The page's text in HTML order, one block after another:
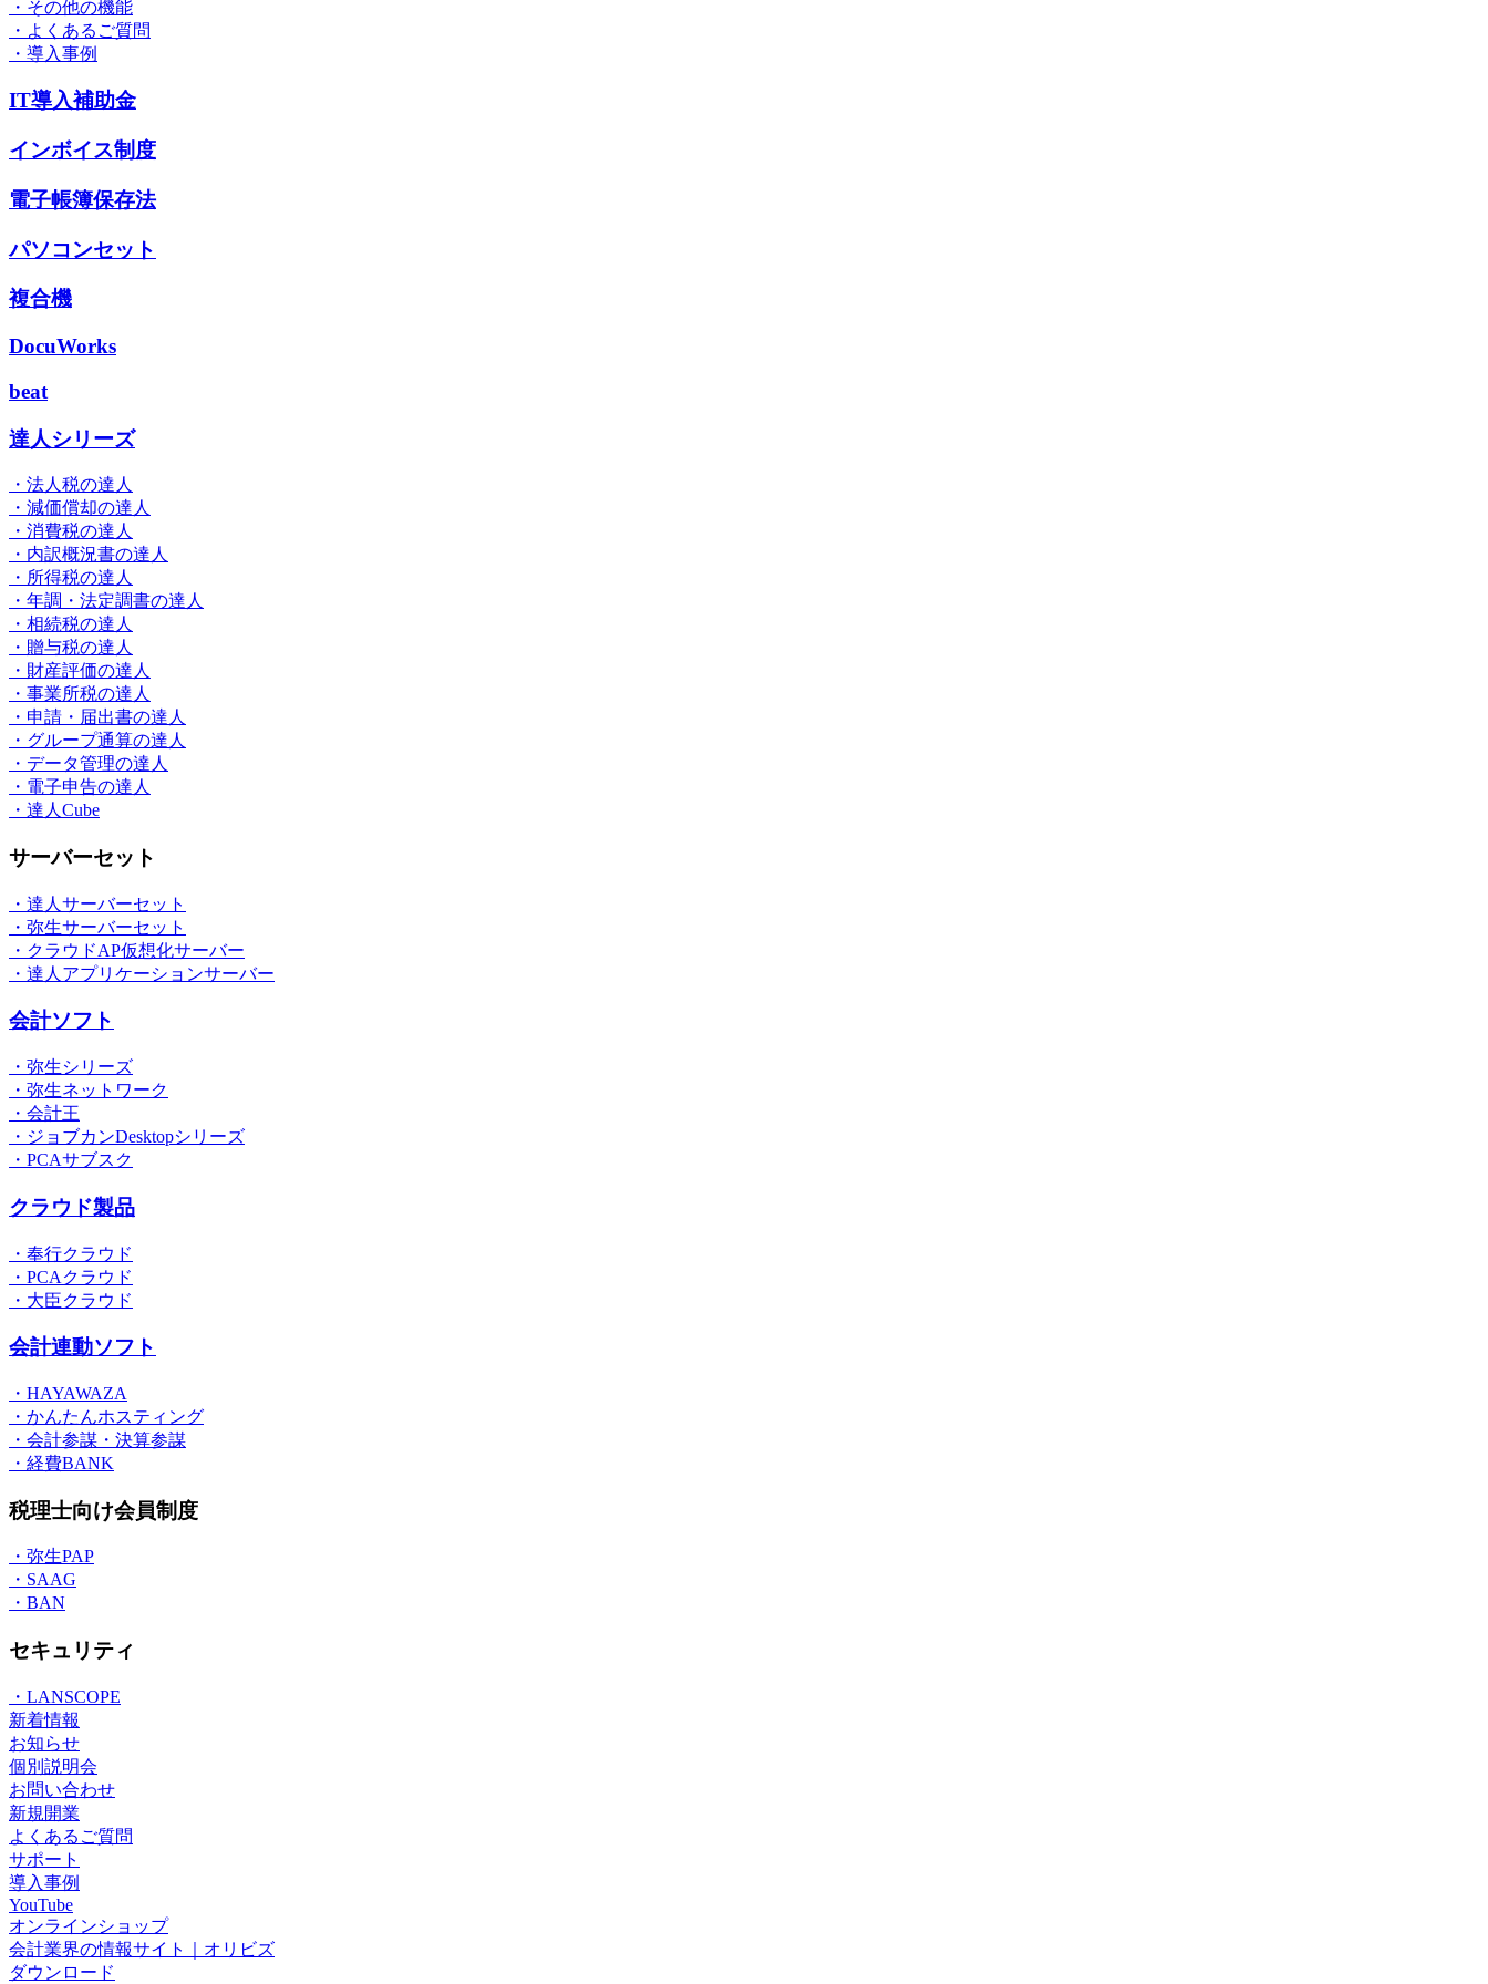
・その他の機能
・よくあるご質問
・導入事例
IT導入補助金
インボイス制度
電子帳簿保存法
パソコンセット
複合機
DocuWorks
beat
達人シリーズ
・法人税の達人
・減価償却の達人
・消費税の達人
・内訳概況書の達人
・所得税の達人
・年調・法定調書の達人
・相続税の達人
・贈与税の達人
・財産評価の達人
・事業所税の達人
・申請・届出書の達人
・グループ通算の達人
・データ管理の達人
・電子申告の達人
・達人Cube
サーバーセット
・達人サーバーセット
・弥生サーバーセット
・クラウドAP仮想化サーバー
・達人アプリケーションサーバー
会計ソフト
・弥生シリーズ
・弥生ネットワーク
・会計王
・ジョブカンDesktopシリーズ
・PCAサブスク
クラウド製品
・奉行クラウド
・PCAクラウド
・大臣クラウド
会計連動ソフト
・HAYAWAZA
・かんたんホスティング
・会計参謀・決算参謀
・経費BANK
税理士向け会員制度
・弥生PAP
・SAAG
・BAN
セキュリティ
・LANSCOPE
新着情報
お知らせ
個別説明会
お問い合わせ
新規開業
よくあるご質問
サポート
導入事例
YouTube
オンラインショップ
会計業界の情報サイト｜オリビズ
ダウンロード